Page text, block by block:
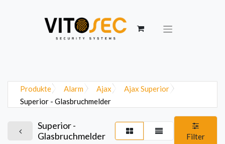
Produkte Alarm Ajax
Ajax Superior
Superior - Glasbruchmelder
Superior -
Glasbruchmelder
Filter